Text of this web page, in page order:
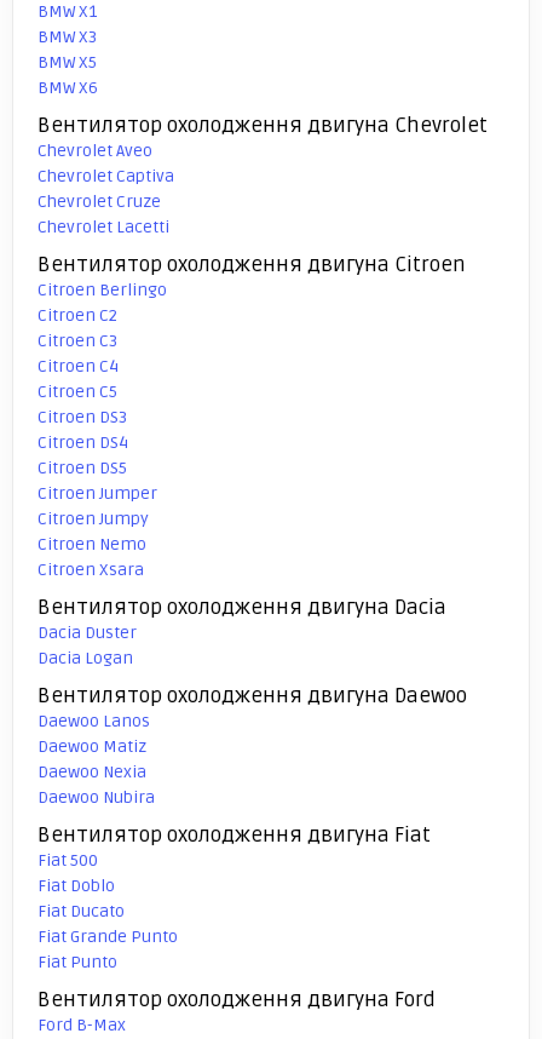
BMW X1
BMW X3
BMW X5
BMW X6
Вентилятор охолодження двигуна Chevrolet
Chevrolet Aveo
Chevrolet Captiva
Chevrolet Cruze
Chevrolet Lacetti
Вентилятор охолодження двигуна Citroen
Citroen Berlingo
Citroen C2
Citroen C3
Citroen C4
Citroen C5
Citroen DS3
Citroen DS4
Citroen DS5
Citroen Jumper
Citroen Jumpy
Citroen Nemo
Citroen Xsara
Вентилятор охолодження двигуна Dacia
Dacia Duster
Dacia Logan
Вентилятор охолодження двигуна Daewoo
Daewoo Lanos
Daewoo Matiz
Daewoo Nexia
Daewoo Nubira
Вентилятор охолодження двигуна Fiat
Fiat 500
Fiat Doblo
Fiat Ducato
Fiat Grande Punto
Fiat Punto
Вентилятор охолодження двигуна Ford
Ford B-Max